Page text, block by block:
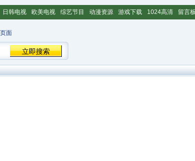
日韩电视 欧美电视 综艺节目 动漫资源 游戏下载 1024高清 留言板
面